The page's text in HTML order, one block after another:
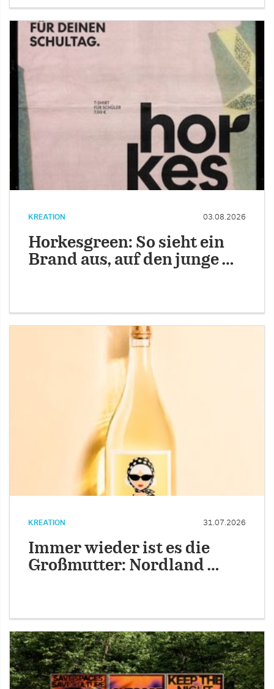
KREATION 03.08.2026
Horkesgreen: So sieht ein
Brand aus, auf den junge …
KREATION 31.07.2026
Immer wieder ist es die
Großmutter: Nordland …